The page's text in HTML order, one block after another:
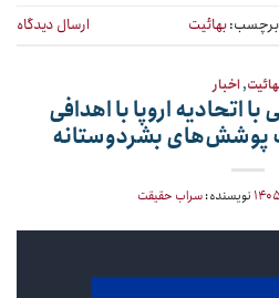
برچسب:بهائیت ارسال دیدگاه
,اخبار
اتحادیه اروپا با اهدافی
پوشش‌های بشردوستانه
۲۹ نویسنده:سراب حقیقت